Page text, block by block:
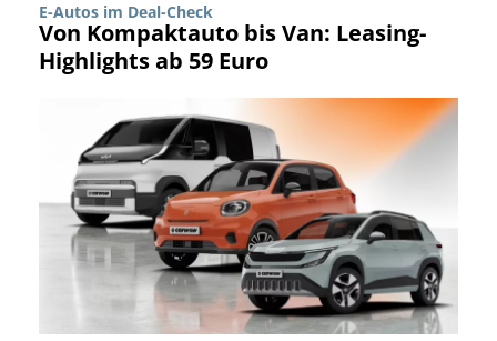
E-Autos im Deal-Check
Von Kompaktauto bis Van: Leasing-
Highlights ab 59 Euro